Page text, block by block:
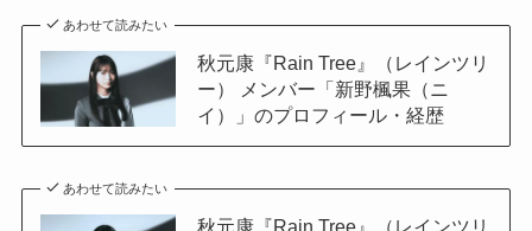
あわせて読みたい
秋元康『Rain Tree』（レインツリ
ー） メンバー「新野楓果（ニ
イ）」のプロフィール・経歴
あわせて読みたい